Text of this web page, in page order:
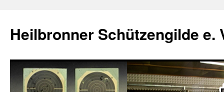
springen
Heilbronner Schützengilde e.